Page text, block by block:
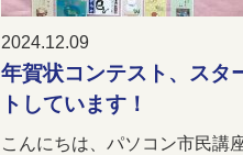
2024.12.09
年賀状コンテスト、スタ
トしています！
こんにちは、パソコン市民講